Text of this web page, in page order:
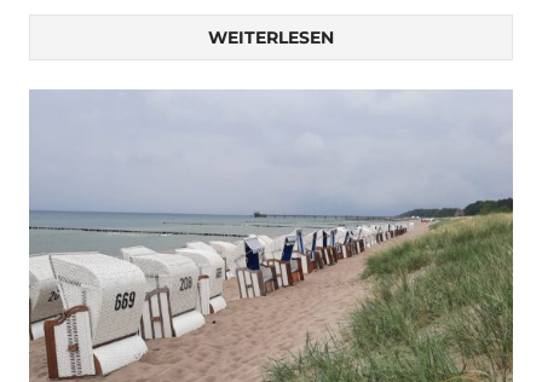
WEITERLESEN